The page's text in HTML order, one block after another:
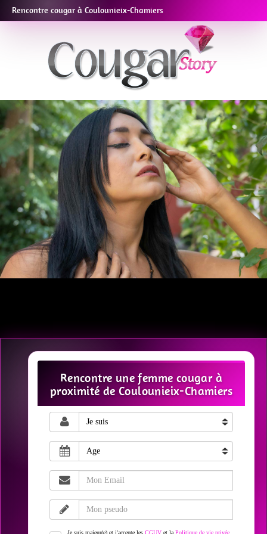
Rencontre cougar à Coulounieix-Chamiers
Rencontre une femme cougar à
proximité de Coulounieix-Chamiers
Je suis majeur(e) et j'accepte les CGUV et la Politique de vie privée